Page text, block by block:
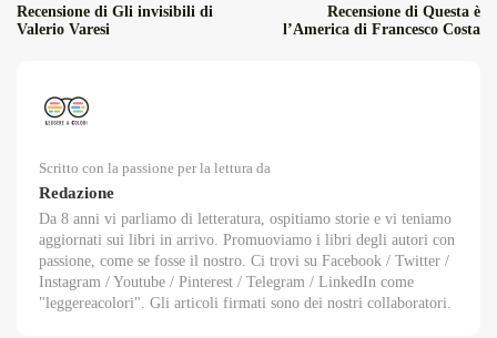
Recensione di Gli invisibili di
Valerio Varesi
Recensione di Questa è
l’America di Francesco Costa
Scritto con la passione per la lettura da
Redazione
Da 8 anni vi parliamo di letteratura, ospitiamo storie e vi teniamo
aggiornati sui libri in arrivo. Promuoviamo i libri degli autori con
passione, come se fosse il nostro. Ci trovi su Facebook / Twitter /
Instagram / Youtube / Pinterest / Telegram / LinkedIn come
"leggereacolori". Gli articoli firmati sono dei nostri collaboratori.